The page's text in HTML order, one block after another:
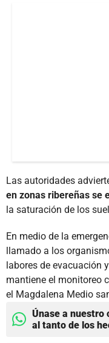
Las autoridades
en zonas ribereñas se
la saturación de los
En medio de la
llamado a los
labores de evacuación
mantiene el monitoreo
el Magdalena Medio
Únase a nuestro
al tanto de los